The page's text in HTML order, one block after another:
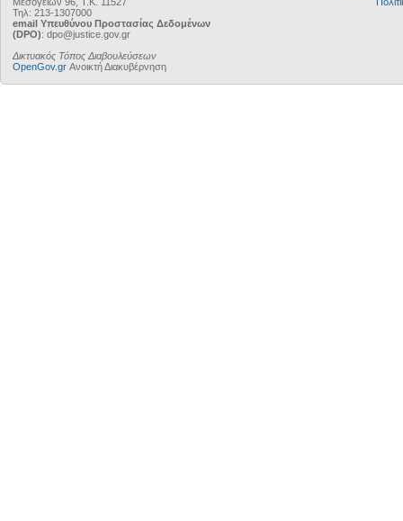
Τηλ: 213-1307000
email Υπευθύνου Προστασίας Δεδομένων
(DPO): dpo@justice.gov.gr
Δικτυακός Τόπος Διαβουλεύσεων
OpenGov.gr Ανοικτή Διακυβέρνηση